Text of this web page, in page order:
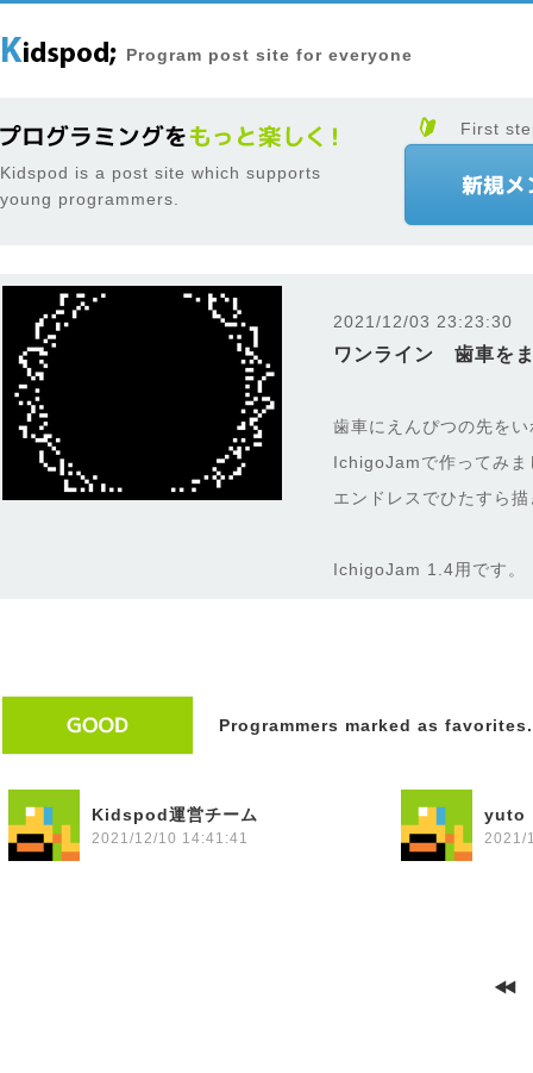
Program post site for everyone
Kidspod is a post site which supports
young programmers.
First
2021/12/03 23:23:30
ワンライン 歯車を
歯車にえんぴつの先を
IchigoJamで作ってみま
エンドレスでひたすら
IchigoJam 1.4用です。
Programmers marked as favorites.
Kidspod運営チーム
2021/12/10 14:41:41
yuto
2021/